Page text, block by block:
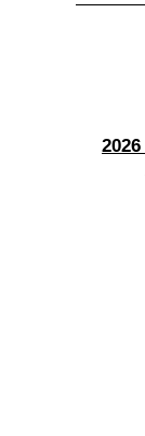
(47) بين الحسم والتوازن: ماذا تكشف حرب 2026